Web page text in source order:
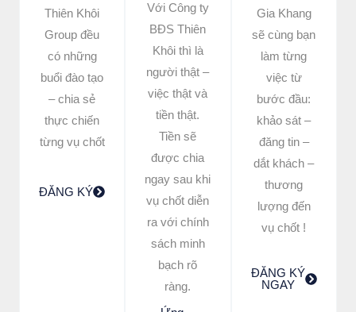
Thiên Khôi
Group đều
có những
buổi đào tạo
– chia sẻ
thực chiến
từng vụ chốt
ĐĂNG KÝ
Với Công ty
BĐS Thiên
Khôi thì là
người thật –
việc thật và
tiền thật.
Tiền sẽ
được chia
ngay sau khi
vụ chốt diễn
ra với chính
sách minh
bạch rõ
ràng.
Gia Khang
sẽ cùng bạn
làm từng
việc từ
bước đầu:
khảo sát –
đăng tin –
dắt khách –
thương
lượng đến
vụ chốt !
ĐĂNG KÝ
NGAY